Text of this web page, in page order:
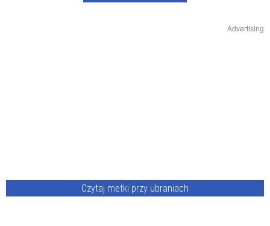
Advertising
Czytaj metki przy ubraniach